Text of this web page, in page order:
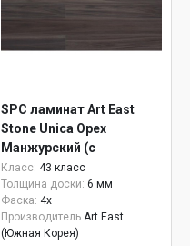
SPC ламинат Art East
Stone Unica Орех
Манжурский (с
подложкой) 6 мм ASU
807
Класс: 43 класс
Толщина доски: 6 мм
Фаска: 4x
Производитель Art East
(Южная Корея)